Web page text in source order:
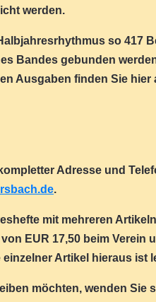
werden.
so 417
Bandes gebunden
Ausgaben finden Sie hier
Adresse und
.
mit mehreren
EUR 17,50 beim Verein
Artikel hieraus ist
möchten, wenden Sie